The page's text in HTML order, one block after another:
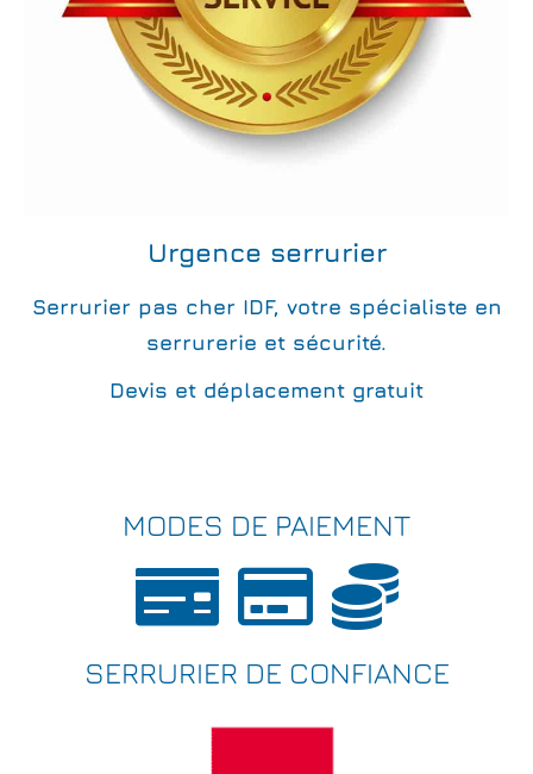
Urgence serrurier
Serrurier pas cher IDF, votre spécialiste en
serrurerie et sécurité.
Devis et déplacement gratuit
MODES DE PAIEMENT
SERRURIER DE CONFIANCE